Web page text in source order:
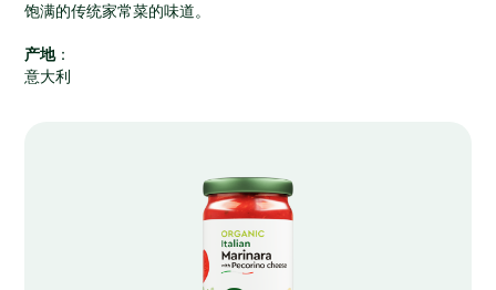
饱满的传统家常菜的味道。
产地：
意大利